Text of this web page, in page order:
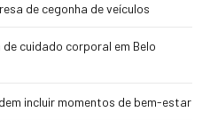
de cegonha de veículos
cuidado corporal em Belo
incluir momentos de bem-estar